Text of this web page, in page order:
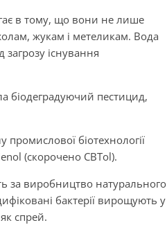
в тому, що вони не лише
жукам і метеликам. Вода
загрозу існування
біодеградуючий пестицид,
біотехнології
(скорочено CBTol).
за виробництво натурального
бактерії вирощують у
спрей.